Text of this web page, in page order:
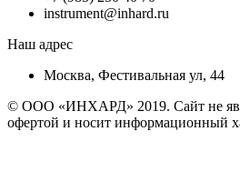
instrument@inhard.ru
Наш адрес
Москва, Фестивальная ул, 44
© ООО «ИНХАРД» 2019. Сайт не
офертой и носит информационный